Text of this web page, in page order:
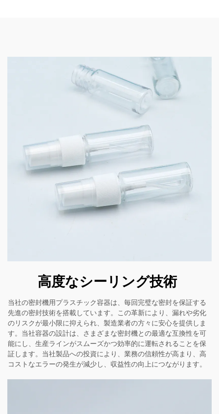
高度なシーリング技術
当社の密封機用プラスチック容器は、毎回完璧な密封を保証する
先進の密封技術を搭載しています。この革新により、漏れや劣化
のリスクが最小限に抑えられ、製造業者の方々に安心を提供しま
す。当社容器の設計は、さまざまな密封機との最適な互換性を可
能にし、生産ラインがスムーズかつ効率的に運転されることを保
証します。当社製品への投資により、業務の信頼性が高まり、高
コストなエラーの発生が減少し、収益性の向上につながります。